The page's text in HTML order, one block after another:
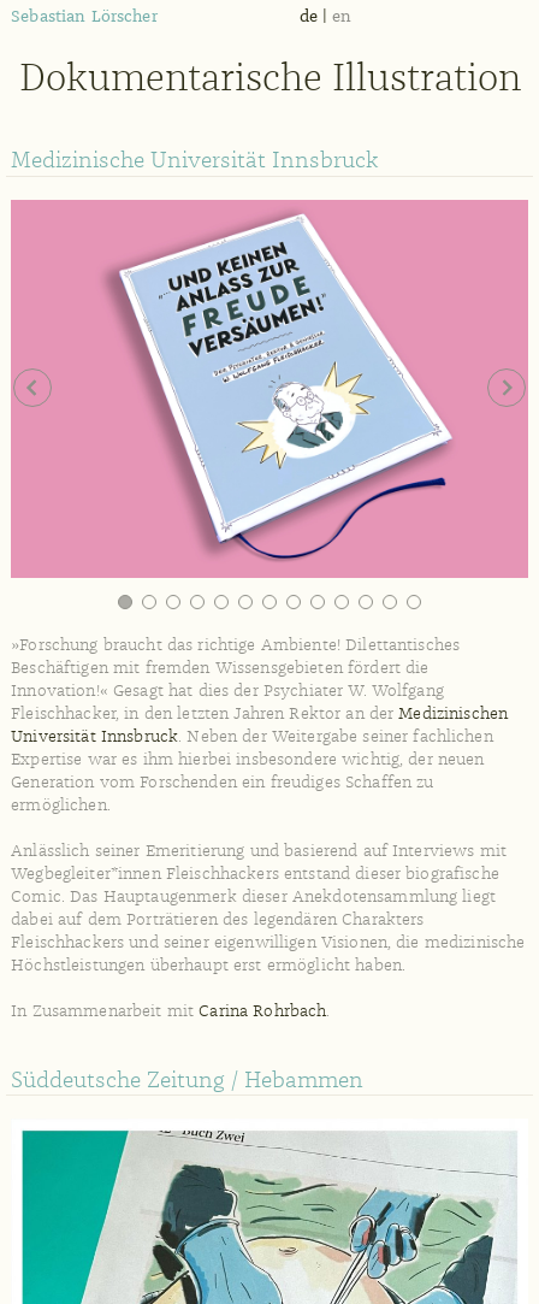
Dokumentarische Illustration
Medizinische Universität Innsbruck
»Forschung braucht das richtige Ambiente! Dilettantisches
Beschäftigen mit fremden Wissensgebieten fördert die
Innovation!« Gesagt hat dies der Psychiater W. Wolfgang
Fleischhacker, in den letzten Jahren Rektor an derMedizinischen
Universität Innsbruck. Neben der Weitergabe seiner fachlichen
Expertise war es ihm hierbei insbesondere wichtig, der neuen
Generation vom Forschenden ein freudiges Schaffen zu
ermöglichen.
Anlässlich seiner Emeritierung und basierend auf Interviews mit
Wegbegleiter*innen Fleischhackers entstand dieser biografische
Comic. Das Hauptaugenmerk dieser Anekdotensammlung liegt
dabei auf dem Porträtieren des legendären Charakters
Fleischhackers und seiner eigenwilligen Visionen, die medizinische
Höchstleistungen überhaupt erst ermöglicht haben.
In Zusammenarbeit mitCarina Rohrbach.
Süddeutsche Zeitung / Hebammen
Sebastian Lörscher de en